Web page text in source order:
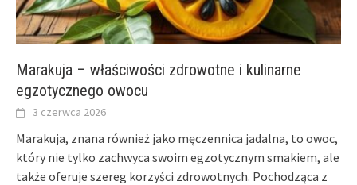
Marakuja – właściwości zdrowotne i kulinarne
egzotycznego owocu
3 czerwca 2026
Marakuja, znana również jako męczennica jadalna, to owoc,
który nie tylko zachwyca swoim egzotycznym smakiem, ale
także oferuje szereg korzyści zdrowotnych. Pochodząca z